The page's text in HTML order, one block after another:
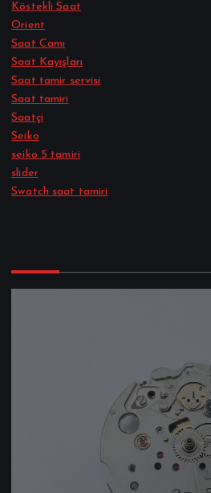
Köstekli Saat
Orient
Saat Camı
Saat Kayışları
Saat tamir servisi
Saat tamiri
Saatçi
Seiko
seiko 5 tamiri
slider
Swatch saat tamiri